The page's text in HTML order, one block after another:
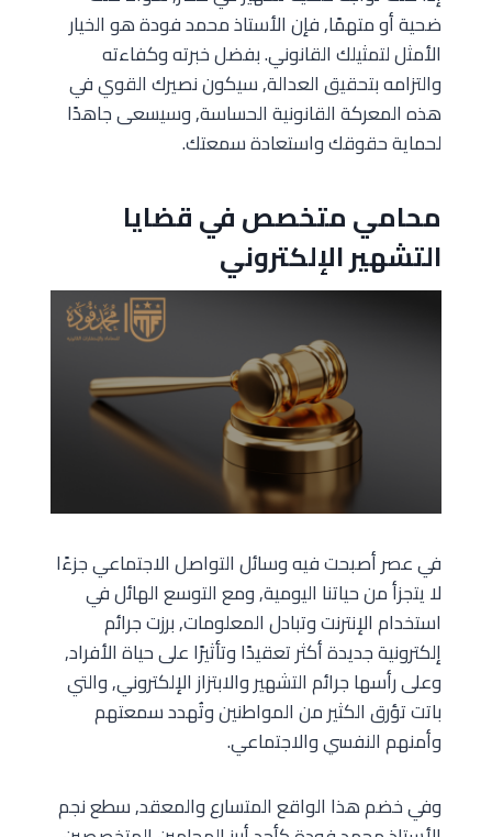
ضحية أو متهمًا, فإن الأستاذ محمد فودة هو الخيار
الأمثل لتمثيلك القانوني. بفضل خبرته وكفاءته
والتزامه بتحقيق العدالة, سيكون نصيرك القوي في
هذه المعركة القانونية الحساسة, وسيسعى جاهدًا
لحماية حقوقك واستعادة سمعتك.
محامي متخصص في قضايا
التشهير الإلكتروني
في عصر أصبحت فيه وسائل التواصل الاجتماعي جزءًا
لا يتجزأ من حياتنا اليومية, ومع التوسع الهائل في
استخدام الإنترنت وتبادل المعلومات, برزت جرائم
إلكترونية جديدة أكثر تعقيدًا وتأثيرًا على حياة الأفراد,
وعلى رأسها جرائم التشهير والابتزاز الإلكتروني, والتي
باتت تؤرق الكثير من المواطنين وتُهدد سمعتهم
وأمنهم النفسي والاجتماعي.
وفي خضم هذا الواقع المتسارع والمعقد, سطع نجم